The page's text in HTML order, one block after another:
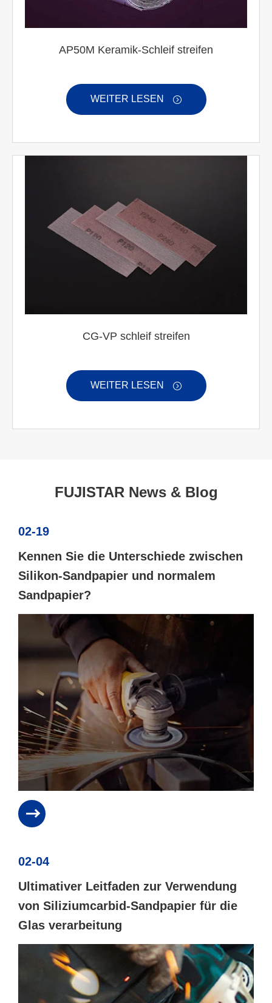
AP50M Keramik-Schleif streifen
WEITER LESEN 
CG-VP schleif streifen
WEITER LESEN 
FUJISTAR News & Blog
02-19
Kennen Sie die Unterschiede zwischen
Silikon-Sandpapier und normalem
Sandpapier?
02-04
Ultimativer Leitfaden zur Verwendung
von Siliziumcarbid-Sandpapier für die
Glas verarbeitung